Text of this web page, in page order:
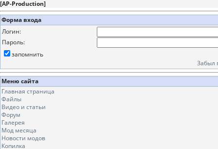
[AP-Production]
Форма входа
Логин:
Пароль:
запомнить
Забыл
Меню сайта
Главная страница
Файлы
Видео и статьи
Форум
Галерея
Мод месяца
Новости модов
Копилка